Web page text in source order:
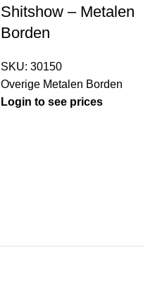
Shitshow – Metalen
Borden
SKU: 30150
Overige Metalen Borden
Login to see prices